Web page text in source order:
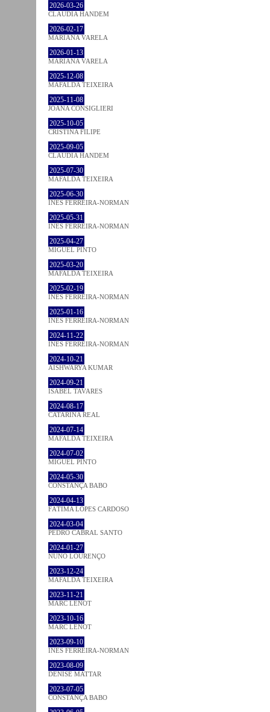
2026-03-26
CLÁUDIA HANDEM
2026-02-17
MARIANA VARELA
2026-01-13
MARIANA VARELA
2025-12-08
MAFALDA TEIXEIRA
2025-11-08
JOANA CONSIGLIERI
2025-10-05
CRISTINA FILIPE
2025-09-05
CLÁUDIA HANDEM
2025-07-30
MAFALDA TEIXEIRA
2025-06-30
INÊS FERREIRA-NORMAN
2025-05-31
INÊS FERREIRA-NORMAN
2025-04-27
MIGUEL PINTO
2025-03-20
MAFALDA TEIXEIRA
2025-02-19
INÊS FERREIRA-NORMAN
2025-01-16
INÊS FERREIRA-NORMAN
2024-11-22
INÊS FERREIRA-NORMAN
2024-10-21
AISHWARYA KUMAR
2024-09-21
ISABEL TAVARES
2024-08-17
CATARINA REAL
2024-07-14
MAFALDA TEIXEIRA
2024-07-02
MIGUEL PINTO
2024-05-30
CONSTANÇA BABO
2024-04-13
FÁTIMA LOPES CARDOSO
2024-03-04
PEDRO CABRAL SANTO
2024-01-27
NUNO LOURENÇO
2023-12-24
MAFALDA TEIXEIRA
2023-11-21
MARC LENOT
2023-10-16
MARC LENOT
2023-09-10
INÊS FERREIRA-NORMAN
2023-08-09
DENISE MATTAR
2023-07-05
CONSTANÇA BABO